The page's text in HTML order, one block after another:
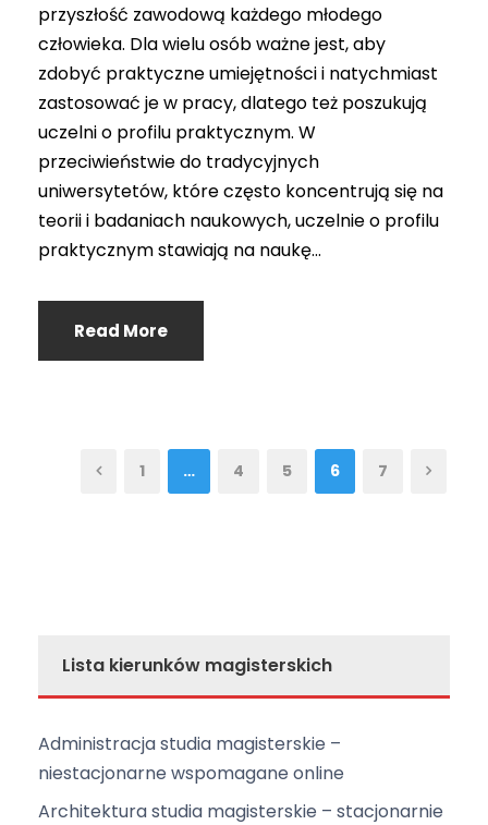
przyszłość zawodową każdego młodego
człowieka. Dla wielu osób ważne jest, aby
zdobyć praktyczne umiejętności i natychmiast
zastosować je w pracy, dlatego też poszukują
uczelni o profilu praktycznym. W
przeciwieństwie do tradycyjnych
uniwersytetów, które często koncentrują się na
teorii i badaniach naukowych, uczelnie o profilu
praktycznym stawiają na naukę...
Read More
1 … 4 5 6 7
Lista kierunków magisterskich
Administracja studia magisterskie –
niestacjonarne wspomagane online
Architektura studia magisterskie – stacjonarnie